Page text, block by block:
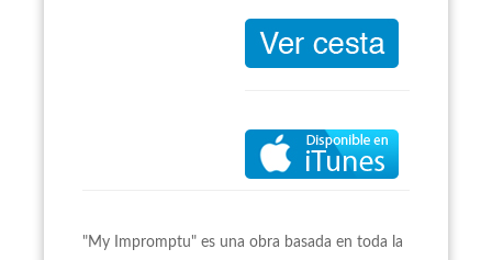
"My Impromptu" es una obra basada en toda la